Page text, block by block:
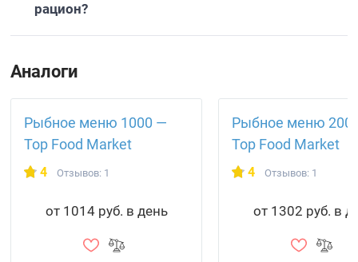
рацион?
Аналоги
Рыбное меню 1000 —
Top Food Market
4 Отзывов: 1
от 1014 руб. в день
Рыбное меню
Top Food Market
4 Отзывов: 1
от 1302 руб. в